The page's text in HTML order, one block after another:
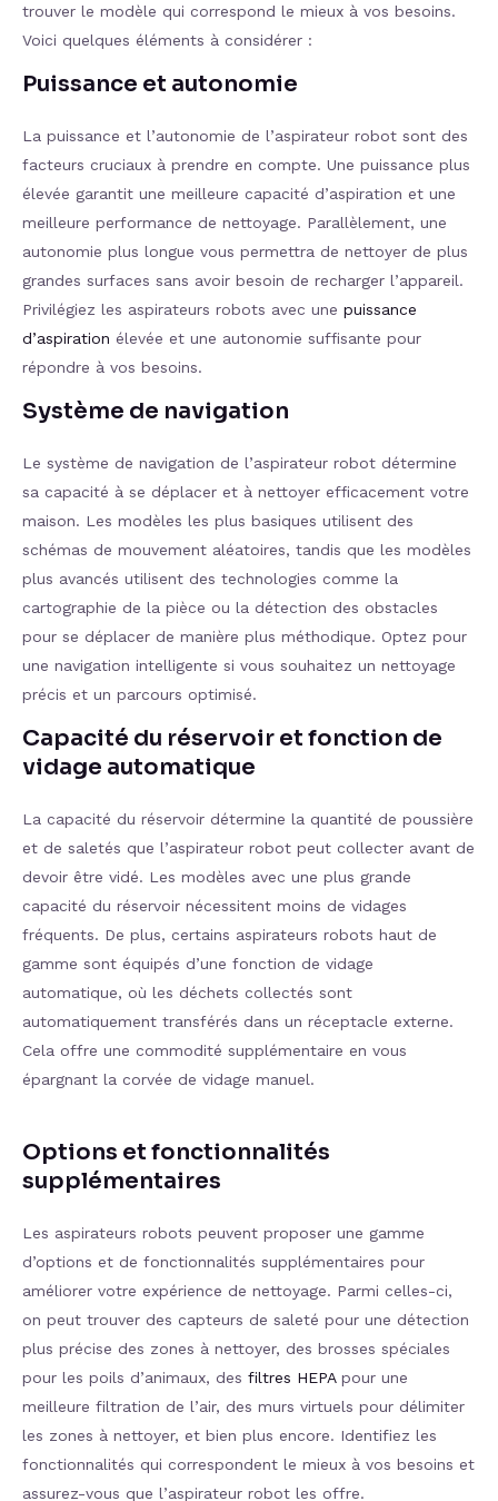
trouver le modèle qui correspond le mieux à vos besoins.
Voici quelques éléments à considérer :
Puissance et autonomie
La puissance et l’autonomie de l’aspirateur robot sont des
facteurs cruciaux à prendre en compte. Une puissance plus
élevée garantit une meilleure capacité d’aspiration et une
meilleure performance de nettoyage. Parallèlement, une
autonomie plus longue vous permettra de nettoyer de plus
grandes surfaces sans avoir besoin de recharger l’appareil.
Privilégiez les aspirateurs robots avec une puissance
d’aspiration élevée et une autonomie suffisante pour
répondre à vos besoins.
Système de navigation
Le système de navigation de l’aspirateur robot détermine
sa capacité à se déplacer et à nettoyer efficacement votre
maison. Les modèles les plus basiques utilisent des
schémas de mouvement aléatoires, tandis que les modèles
plus avancés utilisent des technologies comme la
cartographie de la pièce ou la détection des obstacles
pour se déplacer de manière plus méthodique. Optez pour
une navigation intelligente si vous souhaitez un nettoyage
précis et un parcours optimisé.
Capacité du réservoir et fonction de
vidage automatique
La capacité du réservoir détermine la quantité de poussière
et de saletés que l’aspirateur robot peut collecter avant de
devoir être vidé. Les modèles avec une plus grande
capacité du réservoir nécessitent moins de vidages
fréquents. De plus, certains aspirateurs robots haut de
gamme sont équipés d’une fonction de vidage
automatique, où les déchets collectés sont
automatiquement transférés dans un réceptacle externe.
Cela offre une commodité supplémentaire en vous
épargnant la corvée de vidage manuel.
Options et fonctionnalités
supplémentaires
Les aspirateurs robots peuvent proposer une gamme
d’options et de fonctionnalités supplémentaires pour
améliorer votre expérience de nettoyage. Parmi celles-ci,
on peut trouver des capteurs de saleté pour une détection
plus précise des zones à nettoyer, des brosses spéciales
pour les poils d’animaux, des filtres HEPApour une
meilleure filtration de l’air, des murs virtuels pour délimiter
les zones à nettoyer, et bien plus encore. Identifiez les
fonctionnalités qui correspondent le mieux à vos besoins et
assurez-vous que l’aspirateur robot les offre.